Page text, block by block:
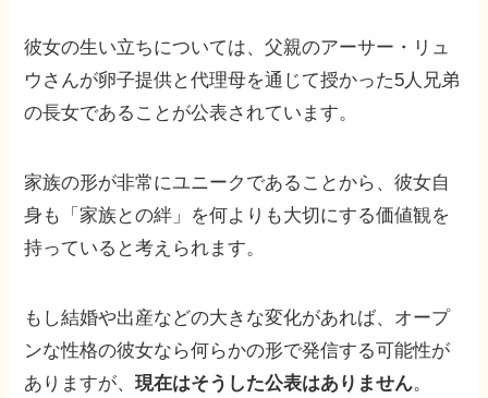
彼女の生い立ちについては、父親のアーサー・リュ
ウさんが卵子提供と代理母を通じて授かった5人兄弟
の長女であることが公表されています。
家族の形が非常にユニークであることから、彼女自
身も「家族との絆」を何よりも大切にする価値観を
持っていると考えられます。
もし結婚や出産などの大きな変化があれば、オープ
ンな性格の彼女なら何らかの形で発信する可能性が
ありますが、現在はそうした公表はありません。